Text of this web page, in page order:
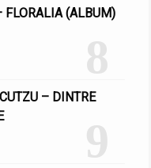
8
FLORALIA (ALBUM)
9
– DINTRE